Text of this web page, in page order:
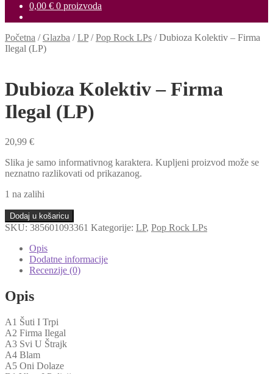
0,00 € 0 proizvoda
Početna /Glazba /LP/Pop Rock LPs /Dubioza Kolektiv – Firma
Ilegal (LP)
Dubioza Kolektiv – Firma
Ilegal (LP)
20,99 €
Slika je samo informativnog karaktera. Kupljeni proizvod može se
neznatno razlikovati od prikazanog.
1 na zalihi
Dubioza
Kolektiv
Firma
Ilegal
(LP)
Dodaj u košaricu
SKU: 385601093361 Kategorije: LP, Pop Rock LPs
Opis
Dodatne informacije
Recenzije (0)
Opis
A1 Šuti I Trpi
A2 Firma Ilegal
A3 Svi U Štrajk
A4 Blam
A5 Oni Dolaze